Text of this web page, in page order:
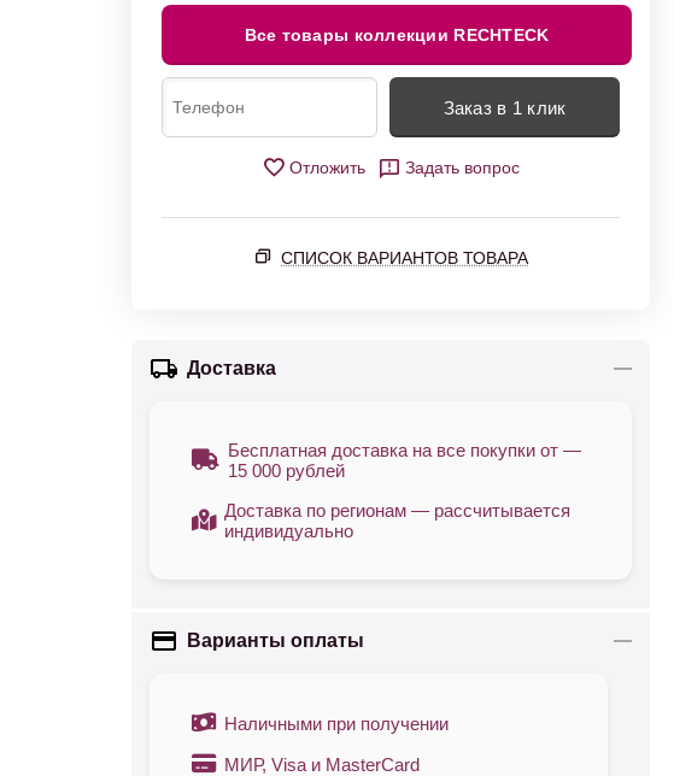
Все товары коллекции RECHTECK
Заказ в 1 клик
Отложить Задать вопрос
СПИСОК ВАРИАНТОВ ТОВАРА
Доставка
Бесплатная доставка на все покупки от —
15 000 рублей
Доставка по регионам — рассчитывается
индивидуально
Варианты оплаты
Наличными при получении
МИР, Visa и MasterCard